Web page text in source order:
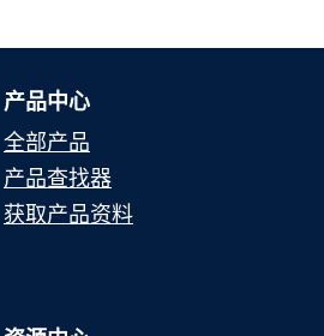
产品中心
全部产品
产品查找器
获取产品资料